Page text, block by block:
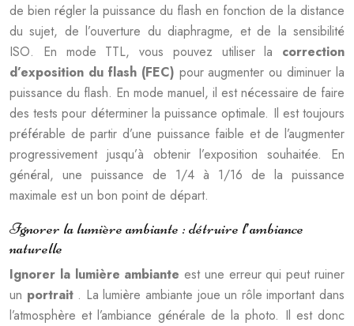
de bien régler la puissance du flash en fonction de la distance
du sujet, de l’ouverture du diaphragme, et de la sensibilité
ISO. En mode TTL, vous pouvez utiliser la correction
d’exposition du flash (FEC) pour augmenter ou diminuer la
puissance du flash. En mode manuel, il est nécessaire de faire
des tests pour déterminer la puissance optimale. Il est toujours
préférable de partir d’une puissance faible et de l’augmenter
progressivement jusqu’à obtenir l’exposition souhaitée. En
général, une puissance de 1/4 à 1/16 de la puissance
maximale est un bon point de départ.
Ignorer la lumière ambiante : détruire l’ambiance
naturelle
Ignorer la lumière ambianteest une erreur qui peut ruiner
un portrait . La lumière ambiante joue un rôle important dans
l’atmosphère et l’ambiance générale de la photo. Il est donc